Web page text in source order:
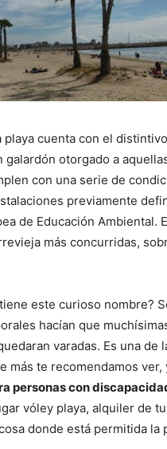
playa cuenta con el
galardón otorgado a
con una serie de
previamente
de Educación Ambiental.
más concurridas,
este curioso nombre?
hacían que
varadas. Es una de
más te recomendamos ver,
personas con
vóley playa, alquiler de
donde está permitida la